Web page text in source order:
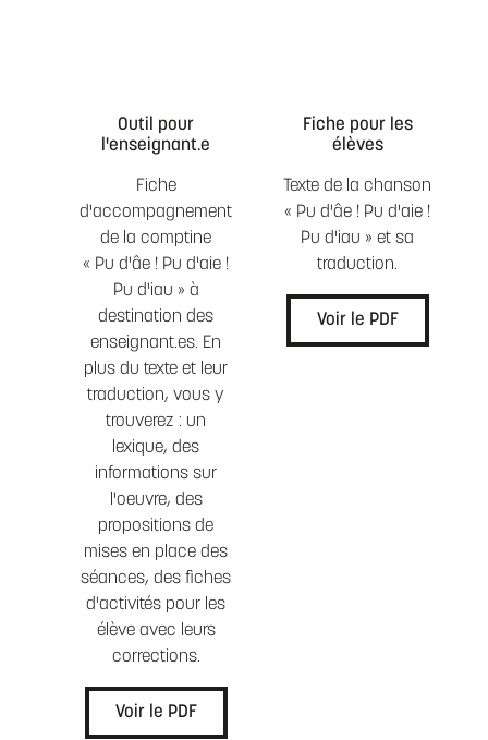
Outil pour
l'enseignant.e
Fiche
d'accompagnement
de la comptine
« Pu d'âe ! Pu d'aie !
Pu d'iau » à
destination des
enseignant.es. En
plus du texte et leur
traduction, vous y
trouverez : un
lexique, des
informations sur
l'oeuvre, des
propositions de
mises en place des
séances, des fiches
d'activités pour les
élève avec leurs
corrections.
Voir le PDF
Fiche pour les
élèves
Texte de la chanson
« Pu d'âe ! Pu d'aie !
Pu d'iau » et sa
traduction.
Voir le PDF